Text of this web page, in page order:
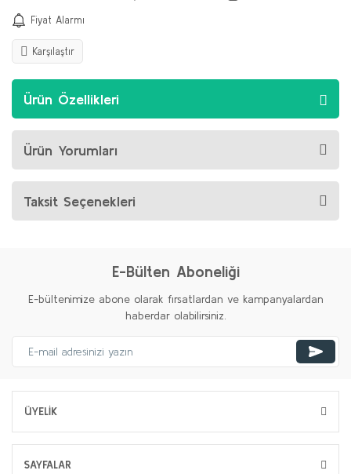
Fiyat Alarmı
Karşılaştır
Ürün Özellikleri
Ürün Yorumları
Taksit Seçenekleri
E-Bülten Aboneliği
E-bültenimize abone olarak fırsatlardan ve kampanyalardan
haberdar olabilirsiniz.
ÜYELİK
SAYFALAR